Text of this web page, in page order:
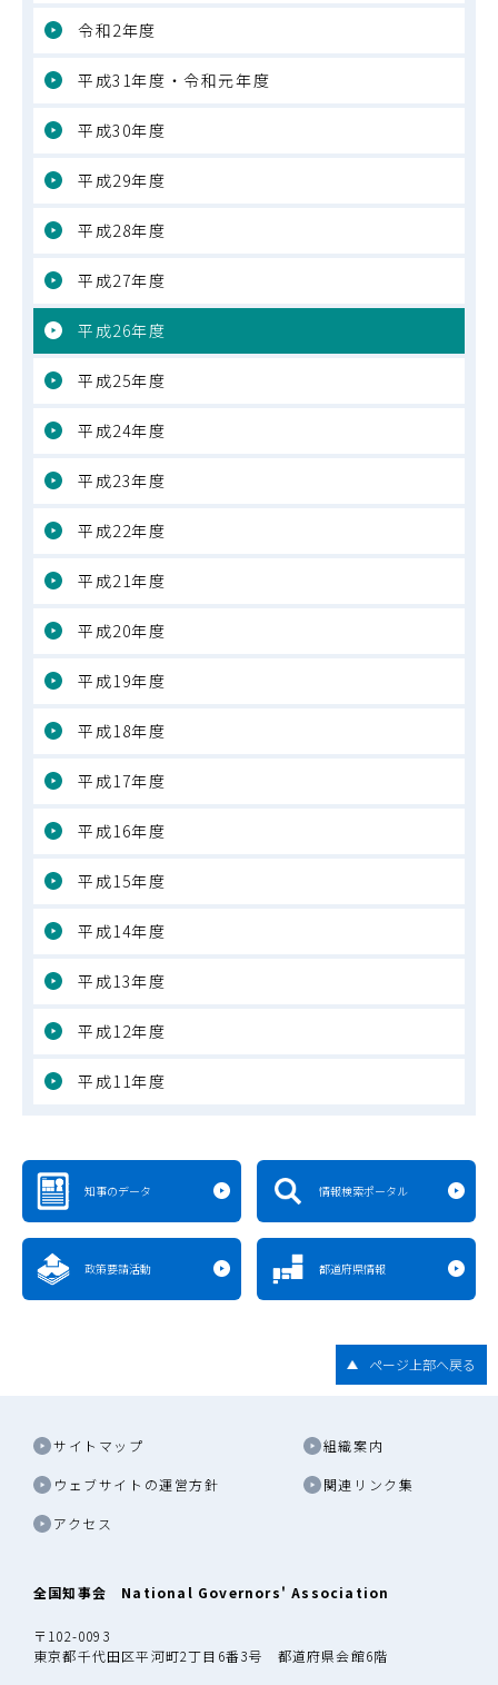
令和2年度
平成31年度・令和元年度
平成30年度
平成29年度
平成28年度
平成27年度
平成26年度
平成25年度
平成24年度
平成23年度
平成22年度
平成21年度
平成20年度
平成19年度
平成18年度
平成17年度
平成16年度
平成15年度
平成14年度
平成13年度
平成12年度
平成11年度
知事のデータ 情報検索ポータル
政策要請活動 都道府県情報
ページ上部へ戻る
サイトマップ 組織案内
ウェブサイトの運営方針 関連リンク集
アクセス
全国知事会 National Governors' Association
〒102-0093
東京都千代田区平河町2丁目6番3号 都道府県会館6階